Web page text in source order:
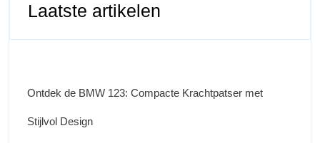
Laatste artikelen
Ontdek de BMW 123: Compacte Krachtpatser met
Stijlvol Design